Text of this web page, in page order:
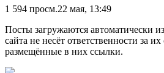
1 594 просм.22 мая, 13:49
Посты загружаются автоматически
сайта не несёт ответственности за
размещённые в них ссылки.